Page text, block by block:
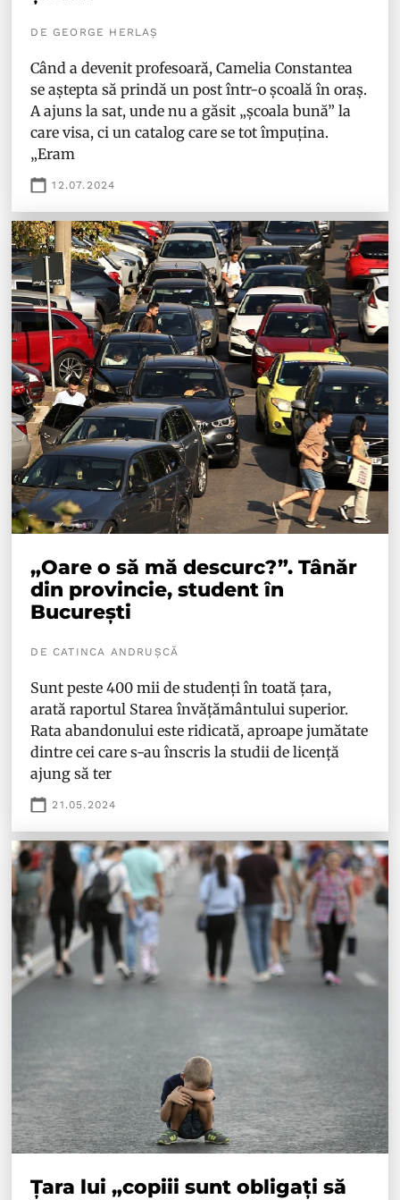
DE GEORGE HERLAȘ
Când a devenit profesoară, Camelia Constantea
se aștepta să prindă un post într-o școală în oraș.
A ajuns la sat, unde nu a găsit „școala bună” la
care visa, ci un catalog care se tot împuțina.
„Eram
12.07.2024
„Oare o să mă descurc?”. Tânăr
din provincie, student în
București
DE CATINCA ANDRUȘCĂ
Sunt peste 400 mii de studenți în toată țara,
arată raportul Starea învățământului superior.
Rata abandonului este ridicată, aproape jumătate
dintre cei care s-au înscris la studii de licență
ajung să ter
21.05.2024
Țara lui „copiii sunt obligați să